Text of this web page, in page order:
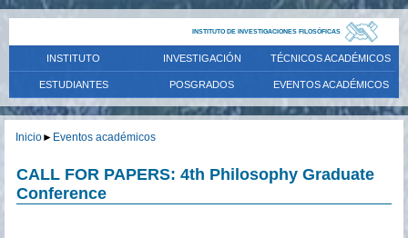
INSTITUTO DE INVESTIGACIONES FILOSÓFICAS
INSTITUTO INVESTIGACIÓN TÉCNICOS ACADÉMICOS
ESTUDIANTES POSGRADOS EVENTOS ACADÉMICOS
Inicio► Eventos académicos
CALL FOR PAPERS: 4th Philosophy Graduate
Conference